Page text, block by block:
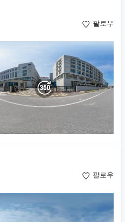
팔로우
팔로우